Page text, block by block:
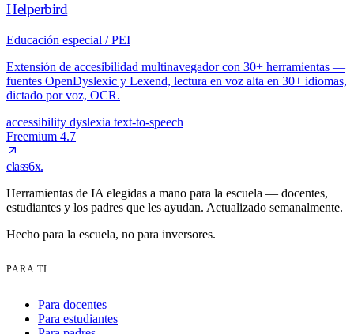
Helperbird
Educación especial / PEI
Extensión de accesibilidad multinavegador con 30+ herramientas —
fuentes OpenDyslexic y Lexend, lectura en voz alta en 30+ idiomas,
dictado por voz, OCR.
accessibility dyslexia text-to-speech
Freemium 4.7
class6x.
Herramientas de IA elegidas a mano para la escuela — docentes,
estudiantes y los padres que les ayudan. Actualizado semanalmente.
Hecho para la escuela, no para inversores.
PARA TI
Para docentes
Para estudiantes